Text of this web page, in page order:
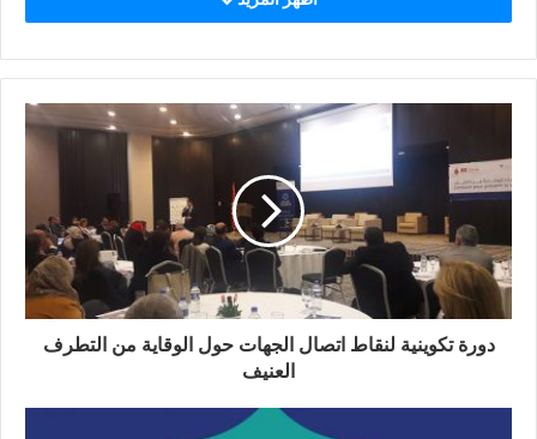
دورة تكوينية لنقاط اتصال الجهات حول الوقاية من التطرف
العنيف